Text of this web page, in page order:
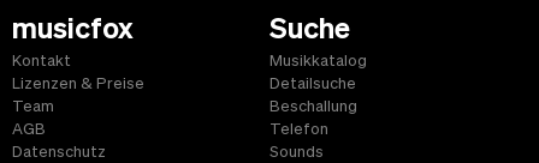
musicfox
Kontakt
Lizenzen & Preise
Team
AGB
Datenschutz
Suche
Musikkatalog
Detailsuche
Beschallung
Telefon
Sounds